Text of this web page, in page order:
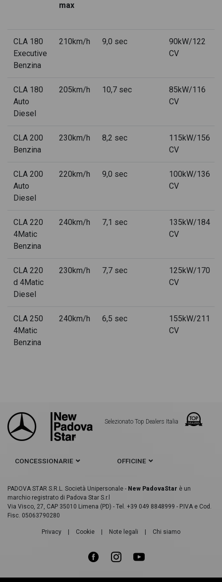
Mercedes CLA Coupè amg line advanced plus auto
Mercedes CLA Coupè amg line premium 4matic auto
Mercedes CLA Coupè d amg line advanced plus auto
Mercedes CLA Coupè d amg line premium auto
Mercedes CLA Coupè d amg line premium plus auto
Mercedes CLA Coupè d premium
Mercedes CLA Coupè premium 4matic
Mercedes CLA Coupè 180 con cambio automatico
Mercedes CLA Coupè 200 con cambio automatico
Mercedes CLA Coupè 200 con cambio manuale
max
CLA 180
Executive
Benzina
210km/h 9,0 sec
90kW/122
CV
CLA 180
Auto
Diesel
205km/h 10,7 sec
85kW/116
CV
CLA 200
Benzina
230km/h 8,2 sec
115kW/156
CV
CLA 200
Auto
Diesel
220km/h 9,0 sec
100kW/136
CV
CLA 220
4Matic
Benzina
240km/h 7,1 sec
135kW/184
CV
CLA 220
d 4Matic
Diesel
230km/h 7,7 sec
125kW/170
CV
CLA 250
4Matic
Benzina
240km/h 6,5 sec
155kW/211
CV
Selezionato Top Dealers Italia
CONCESSIONARIE OFFICINE
PADOVA STAR S.R.L. Società Unipersonale - New PadovaStar è un
marchio registrato di Padova Star S.r.l
Via Visco, 27, CAP 35010 Limena (PD) - Tel. +39 049 8848999 - P.IVA e Cod.
Fisc. 05063790280
Privacy Cookie Note legali Chi siamo